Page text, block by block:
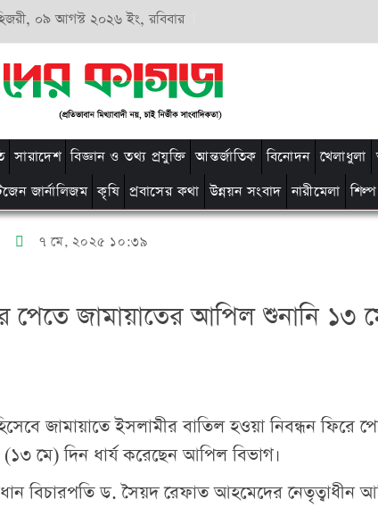
০৯ আগস্ট ২০২৬ ইং, রবিবার
সারাদেশ বিজ্ঞান ও তথ্য প্রযুক্তি আন্তর্জাতিক বিনোদন খেলাধুলা
জার্নালিজম কৃষি প্রবাসের কথা উন্নয়ন সংবাদ নারীমেলা
৭ মে, ২০২৫ ১০:৩৯
পেতে জামায়াতের আপিল শুনানি ১৩
জামায়াতে ইসলামীর বাতিল হওয়া নিবন্ধন ফিরে
মে) দিন ধার্য করেছেন আপিল বিভাগ।
বিচারপতি ড. সৈয়দ রেফাত আহমেদের নেতৃত্বাধীন